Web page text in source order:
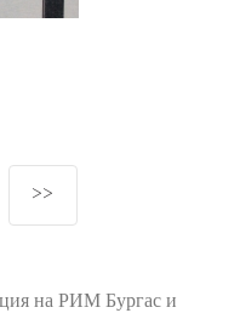
>>
на РИМ Бургас и